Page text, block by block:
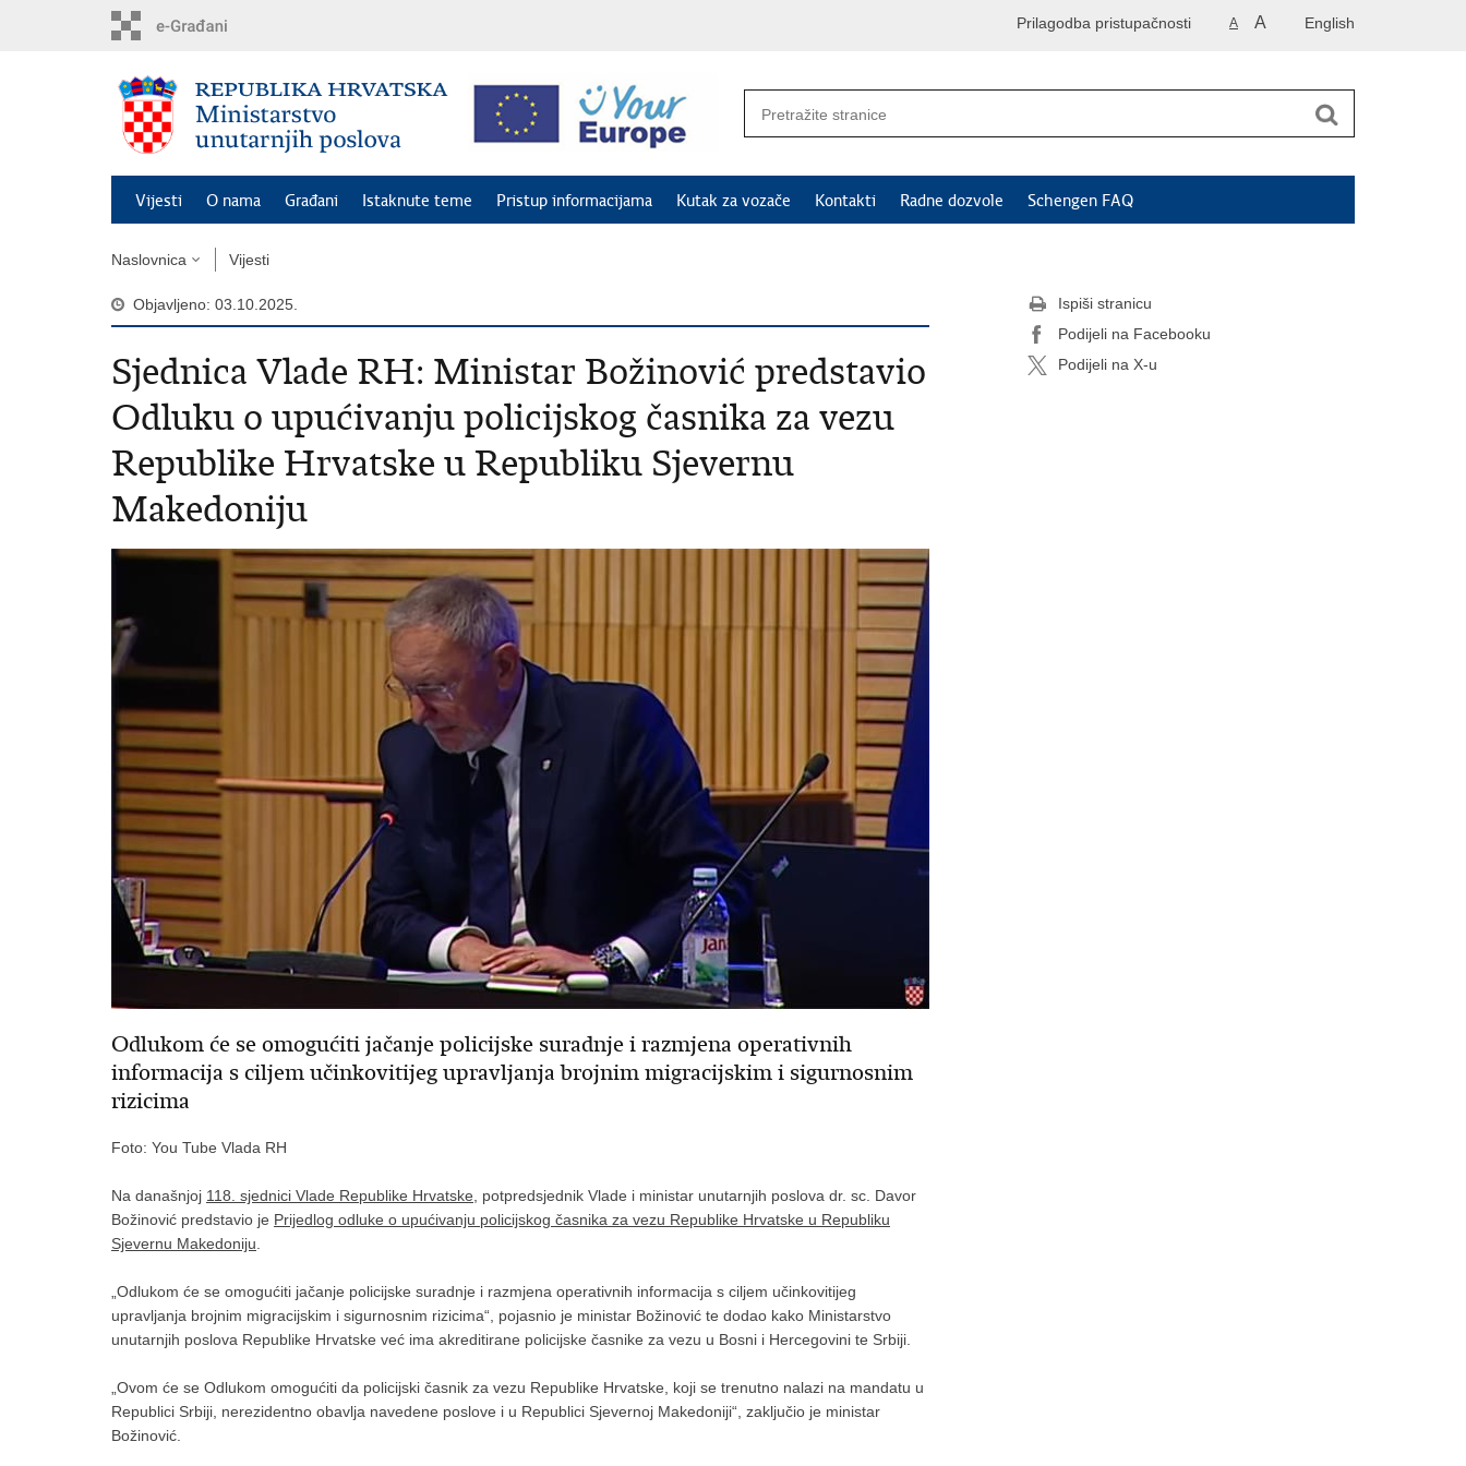
English
A A
Prilagodba pristupačnosti
Vijesti O nama Građani Istaknute teme Pristup informacijama Kutak za vozače Kontakti Radne dozvole Schengen FAQ
Naslovnica Vijesti
Objavljeno: 03.10.2025.
Sjednica Vlade RH: Ministar Božinović predstavio
Odluku o upućivanju policijskog časnika za vezu
Republike Hrvatske u Republiku Sjevernu
Makedoniju
Odlukom će se omogućiti jačanje policijske suradnje i razmjena operativnih
informacija s ciljem učinkovitijeg upravljanja brojnim migracijskim i sigurnosnim
rizicima
Foto: You Tube Vlada RH
Na današnjoj 118. sjednici Vlade Republike Hrvatske , potpredsjednik Vlade i ministar unutarnjih poslova dr. sc. Davor
Božinović predstavio je Prijedlog odluke o upućivanju policijskog časnika za vezu Republike Hrvatske u Republiku
Sjevernu Makedoniju
„Odlukom će se omogućiti jačanje policijske suradnje i razmjena operativnih informacija s ciljem učinkovitijeg
upravljanja brojnim migracijskim i sigurnosnim rizicima“, pojasnio je ministar Božinović te dodao kako Ministarstvo
unutarnjih poslova Republike Hrvatske već ima akreditirane policijske časnike za vezu u Bosni i Hercegovini te Srbiji.
„Ovom će se Odlukom omogućiti da policijski časnik za vezu Republike Hrvatske, koji se trenutno nalazi na mandatu u
Republici Srbiji, nerezidentno obavlja navedene poslove i u Republici Sjevernoj Makedoniji“, zaključio je ministar
Božinović.
Ispiši stranicu
Podijeli na Facebooku
Podijeli na X-u